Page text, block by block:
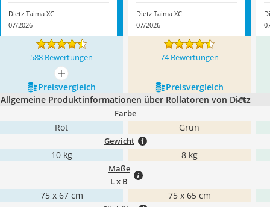
Dietz Taima XC
07/2026
Dietz Taima XC
07/2026
588 Bewertungen 74 Bewertungen
mehr anzeigen
Preis­vergleich
Preis­vergleich
Allgemeine Produktinformationen über Rollatoren von Dietz
Farbe
Rot Grün
Gewicht
10 kg 8 kg
Maße
L x B
75 x 67 cm 75 x 65 cm